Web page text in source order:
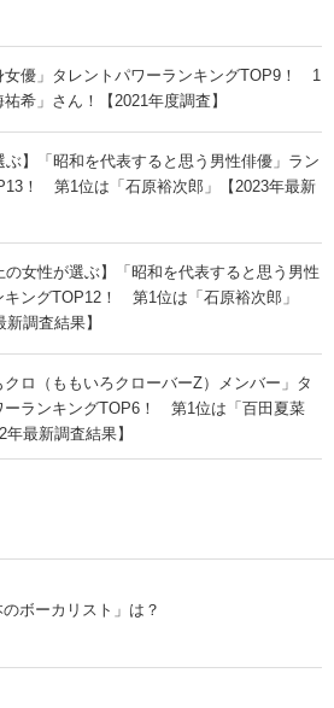
女優」タレントパワーランキングTOP9！ 1
希」さん！【2021年度調査】
ぶ】「昭和を代表すると思う男性俳優」ラン
！ 第1位は「石原裕次郎」【2023年最新
の女性が選ぶ】「昭和を代表すると思う男性
キングTOP12！ 第1位は「石原裕次郎」
新調査結果】
クロ（ももいろクローバーZ）メンバー」タ
ーランキングTOP6！ 第1位は「百田夏菜
最新調査結果】
ボーカリスト」は？